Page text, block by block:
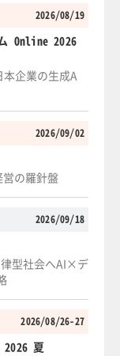
2026/08/19
Online 2026
企業の生成A
2026/09/02
営の羅針盤
2026/09/18
型社会へAI×デ
2026/08/26-27
2026 夏